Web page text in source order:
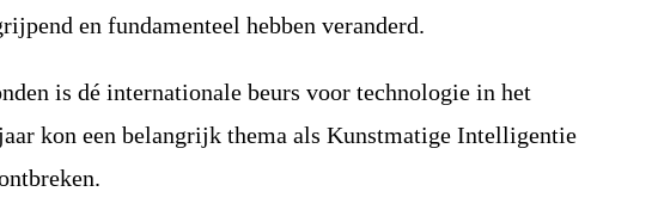
en fundamenteel hebben veranderd.
is dé internationale beurs voor technologie in het
kon een belangrijk thema als Kunstmatige Intelligentie